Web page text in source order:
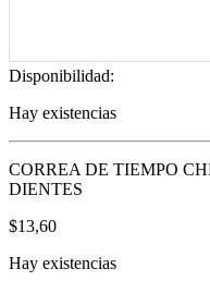
Disponibilidad:
Hay existencias
CORREA DE TIEMPO
DIENTES
$13,60
Hay existencias